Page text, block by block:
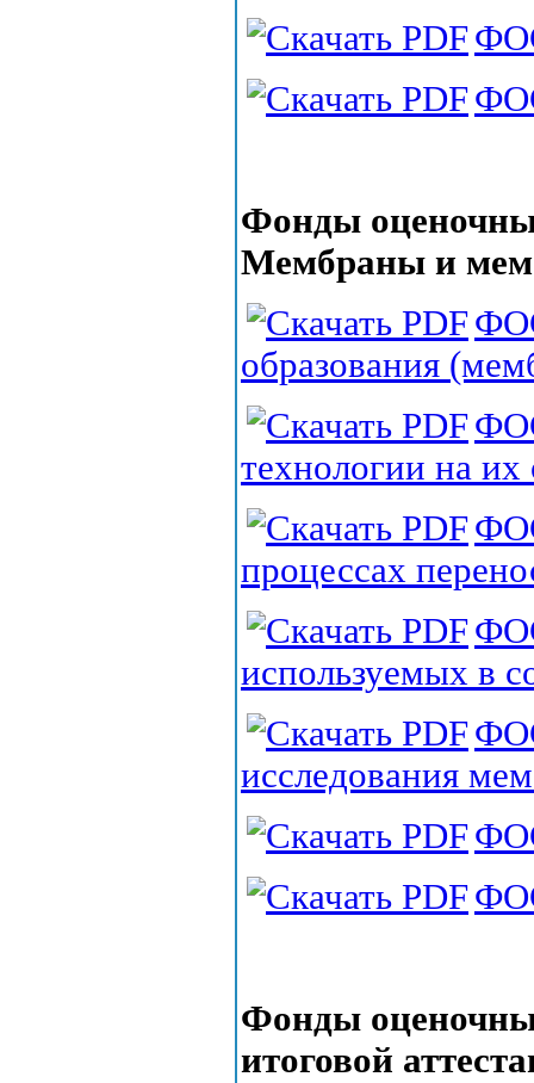
Фонды
Мембраны и
образования
технологии на их
процессах
используемых в
исследования
Фонды
итоговой